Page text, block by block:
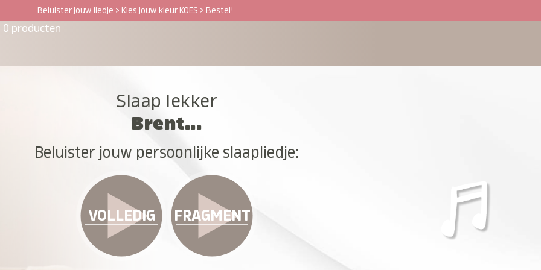
Beluister jouw liedje > Kies jouw kleur KOES > Bestel!
0 producten
Slaap lekker
Brent...
Beluister jouw persoonlijke slaapliedje:
VOLLEDIG FRAGMENT